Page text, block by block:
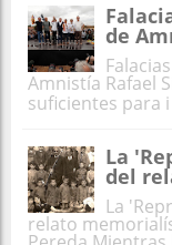
de
Amnistía Rafael
suficientes para i
La
del
La
relato